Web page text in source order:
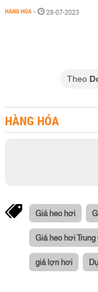
HÀNG HÓA - 28-07-2023
Theo
HÀNG HÓA
Giá heo hơi
Giá heo hơi
giá lợn hơi